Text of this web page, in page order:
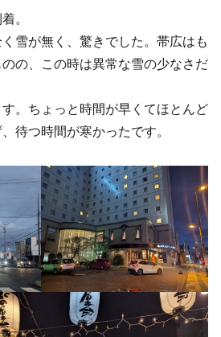
。
雪が無く、驚きでした。帯広はも
の、この時は異常な雪の少なさだ
。ちょっと時間が早くてほとんど
待つ時間が寒かったです。